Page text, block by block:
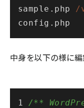
sample.php /
中身を以下の様に編
/**